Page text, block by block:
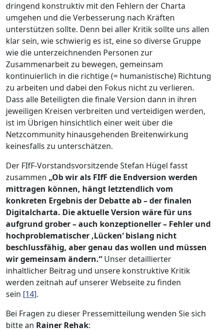
dringend konstruktiv mit den Fehlern der Charta
umgehen und die Verbesserung nach Kräften
unterstützen sollte. Denn bei aller Kritik sollte uns allen
klar sein, wie schwierig es ist, eine so diverse Gruppe
wie die unterzeichnenden Personen zur
Zusammenarbeit zu bewegen, gemeinsam
kontinuierlich in die richtige (= humanistische) Richtung
zu arbeiten und dabei den Fokus nicht zu verlieren.
Dass alle Beteiligten die finale Version dann in ihren
jeweiligen Kreisen verbreiten und verteidigen werden,
ist im Übrigen hinsichtlich einer weit über die
Netzcommunity hinausgehenden Breitenwirkung
keinesfalls zu unterschätzen.
Der FIfF-Vorstandsvorsitzende Stefan Hügel fasst
zusammen „Ob wir als FIfF die Endversion werden
mittragen können, hängt letztendlich vom
konkreten Ergebnis der Debatte ab – der finalen
Digitalcharta. Die aktuelle Version wäre für uns
aufgrund grober – auch konzeptioneller – Fehler und
hochproblematischer ‚Lücken‘ bislang nicht
beschlussfähig, aber genau das wollen und müssen
wir gemeinsam ändern.“ Unser detaillierter
inhaltlicher Beitrag und unsere konstruktive Kritik
werden zeitnah auf unserer Webseite zu finden
sein [14].
Bei Fragen zu dieser Pressemitteilung wenden Sie sich
bitte an Rainer Rehak: